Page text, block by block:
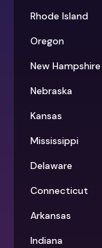
Rhode Island
Oregon
New Hampshire
Nebraska
Kansas
Mississippi
Delaware
Connecticut
Arkansas
Indiana